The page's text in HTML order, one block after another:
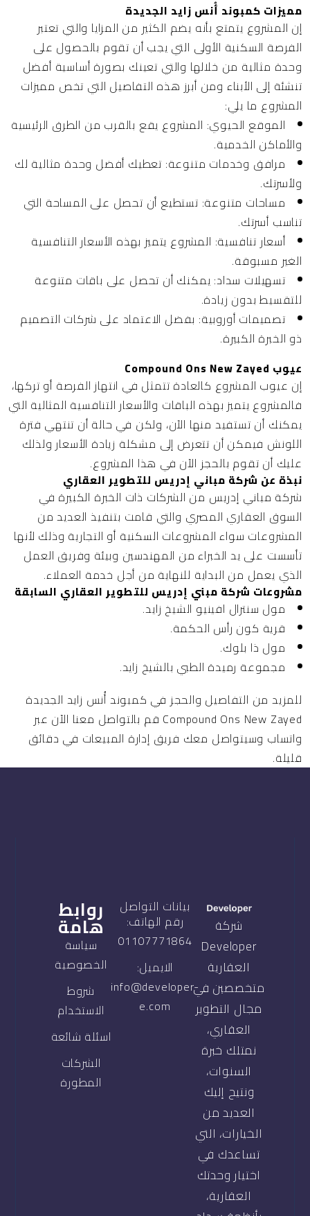
مميزات كمبوند أُنس زايد الجديدة
إن المشروع يتمتع بأنه يضم الكثير من المزايا والتي تعتبر
الفرصة السكنية الأولى التي يجب أن تقوم بالحصول على
وحدة مثالية من خلالها والتي تعينك بصورة أساسية أفضل
تنشئة إلى الأبناء ومن أبرز هذه التفاصيل التي تخص مميزات
المشروع ما يلي:
الموقع الحيوي: المشروع يقع بالقرب من الطرق الرئيسية
والأماكن الخدمية.
مرافق وخدمات متنوعة: تعطيك أفضل وحدة مثالية لك
ولأسرتك.
مساحات متنوعة: تستطيع أن تحصل على المساحة التي
تناسب أسرتك.
أسعار تنافسية: المشروع يتميز بهذه الأسعار التنافسية
الغير مسبوقة.
تسهيلات سداد: يمكنك أن تحصل على باقات متنوعة
للتقسيط بدون زيادة.
تصميمات أوروبية: بفضل الاعتماد على شركات التصميم
ذو الخبرة الكبيرة.
عيوب Compound Ons New Zayed
إن عيوب المشروع كالعادة تتمثل في انتهاز الفرصة أو تركها،
فالمشروع يتميز بهذه الباقات والأسعار التنافسية المثالية التي
يمكنك أن تستفيد منها الآن، ولكن في حالة أن تنتهي فترة
اللونش فيمكن أن تتعرض إلى مشكلة زيادة الأسعار ولذلك
عليك أن تقوم بالحجز الآن في هذا المشروع.
نبذة عن شركة مباني إدريس للتطوير العقاري
شركة مباني إدريس من الشركات ذات الخبرة الكبيرة في
السوق العقاري المصري والتي قامت بتنفيذ العديد من
المشروعات سواء المشروعات السكنية أو التجارية وذلك لأنها
تأسست على يد الخبراء من المهندسين وبيئة وفريق العمل
الذي يعمل من البداية للنهاية من أجل خدمة العملاء.
مشروعات شركة مبني إدريس للتطوير العقاري السابقة
مول سنترال افينيو الشيخ زايد.
قرية كون رأس الحكمة.
مول ذا بلوك.
مجموعة رميدة الطبي بالشيخ زايد.
للمزيد من التفاصيل والحجز في كمبوند أُنس زايد الجديدة
Compound Ons New Zayed قم بالتواصل معنا الآن عبر
واتساب وسيتواصل معك فريق إدارة المبيعات في دقائق
قليلة.
شركة
Developer
العقارية
متخصصين في
مجال التطوير
العقاري،
نمتلك خبرة
السنوات،
ونتيح إليك
العديد من
الخيارات، التي
تساعدك في
اختيار وحدتك
العقارية،
بيانات التواصل
رقم الهاتف:
01107771864
الايميل:
info@developer-
e.com
روابط
هامة
سياسة
الخصوصية
شروط
الاستخدام
اسئلة شائعة
الشركات
المطورة